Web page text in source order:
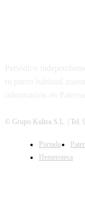
© Grupo Kultea S.L. | Tel.
Portada
Hemeroteca